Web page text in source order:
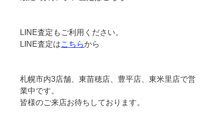
LINE査定もご利用ください。
LINE査定はこちらから
札幌市内3店舗、東苗穂店、豊平店、東米里店で営
業中です。
皆様のご来店お待ちしております。